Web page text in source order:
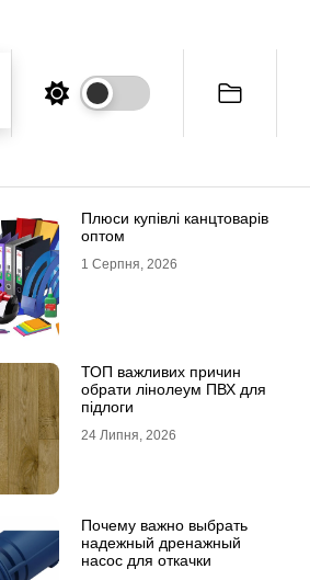
Плюси купівлі канцтоварів
оптом
1 Серпня, 2026
ТОП важливих причин
обрати лінолеум ПВХ для
підлоги
24 Липня, 2026
Почему важно выбрать
надежный дренажный
насос для откачки